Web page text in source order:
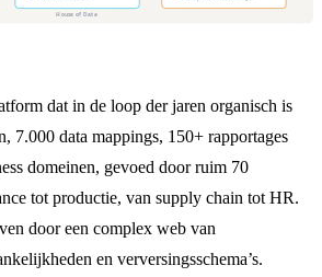
dat in de loop der jaren organisch is
7.000 data mappings, 150+ rapportages
domeinen, gevoed door ruim 70
tot productie, van supply chain tot HR.
door een complex web van
en verversingsschema’s.